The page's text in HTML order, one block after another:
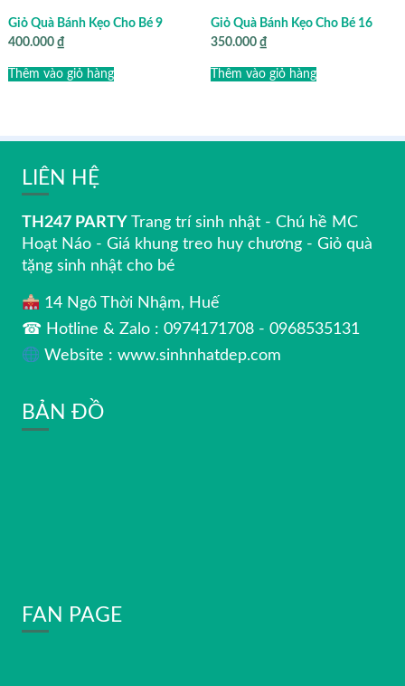
Giỏ Quà Bánh Kẹo Cho Bé 9
400.000 ₫
Thêm vào giỏ hàng
Giỏ Quà Bánh Kẹo Cho Bé 16
350.000 ₫
Thêm vào giỏ hàng
LIÊN HỆ
TH247 PARTY Trang trí sinh nhật - Chú hề MC
Hoạt Náo - Giá khung treo huy chương - Giỏ quà
tặng sinh nhật cho bé
14 Ngô Thời Nhậm, Huế
☎ Hotline & Zalo : 0974171708 - 0968535131
Website : www.sinhnhatdep.com
BẢN ĐỒ
FAN PAGE